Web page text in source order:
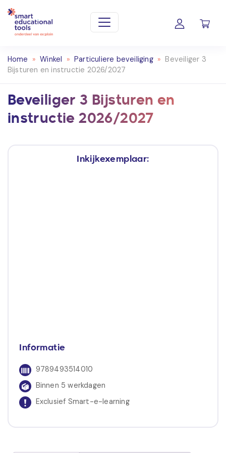
Home » Winkel » Particuliere beveiliging » Beveiliger 3
Bijsturen en instructie 2026/2027
Beveiliger 3 Bijsturen en
instructie 2026/2027
Inkijkexemplaar:
Informatie
9789493514010
Binnen 5 werkdagen
Exclusief Smart-e-learning